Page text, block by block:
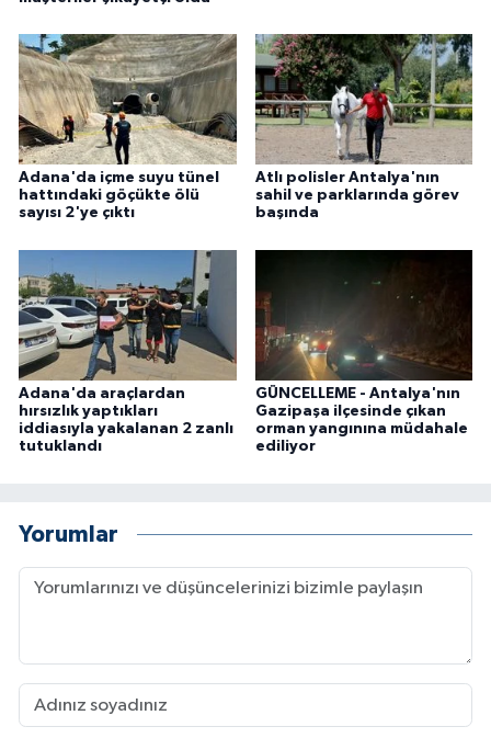
Adana'da içme suyu tünel
hattındaki göçükte ölü
sayısı 2'ye çıktı
Atlı polisler Antalya'nın
sahil ve parklarında görev
başında
Adana'da araçlardan
hırsızlık yaptıkları
iddiasıyla yakalanan 2 zanlı
tutuklandı
GÜNCELLEME - Antalya'nın
Gazipaşa ilçesinde çıkan
orman yangınına müdahale
ediliyor
Yorumlar